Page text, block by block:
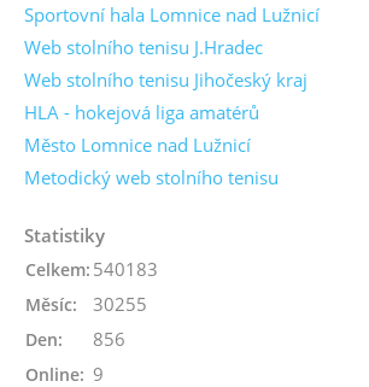
Sportovní hala Lomnice nad Lužnicí
Web stolního tenisu J.Hradec
Web stolního tenisu Jihočeský kraj
HLA - hokejová liga amatérů
Město Lomnice nad Lužnicí
Metodický web stolního tenisu
Statistiky
Online: 9
Celkem: 540183
Měsíc: 30255
Den: 856